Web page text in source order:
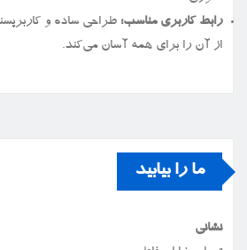
رابط کاربری مناسب: طراحی ساده و
از آن را برای همه آسان می‌کند.
ما را بیابید
نشانی